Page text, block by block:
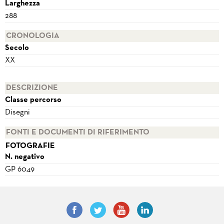
Larghezza
288
CRONOLOGIA
Secolo
XX
DESCRIZIONE
Classe percorso
Disegni
FONTI E DOCUMENTI DI RIFERIMENTO
FOTOGRAFIE
N. negativo
GP 6049